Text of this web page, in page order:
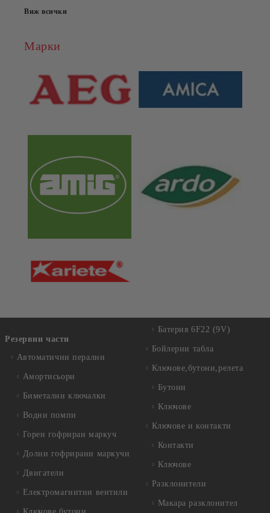
Виж всички
Марки
Резервни части
Автоматични перални
Амортисьори
Биметални ключалки
Водни помпи
Горен гофриран маркуч
Долни гофрирани маркучи
Двигатели
Електромагнитни вентили
Батерия 6F22 (9V)
Бойлерни табла
Ключове,бутони,релета
Бутони
Ключове
Ключове и контакти
Контакти
Ключове
Разклонители
Макара разклонител